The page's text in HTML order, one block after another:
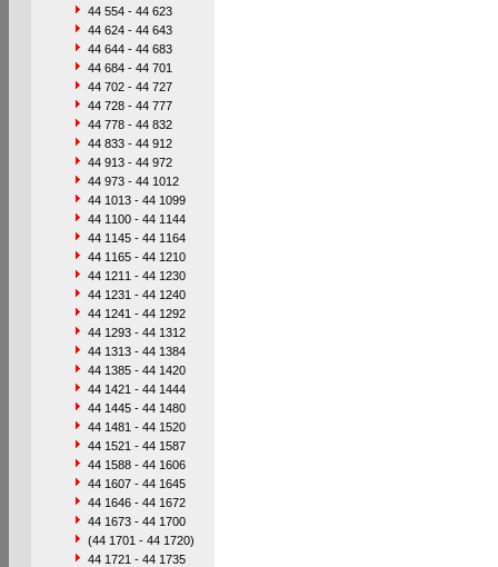
44 554 - 44 623
44 624 - 44 643
44 644 - 44 683
44 684 - 44 701
44 702 - 44 727
44 728 - 44 777
44 778 - 44 832
44 833 - 44 912
44 913 - 44 972
44 973 - 44 1012
44 1013 - 44 1099
44 1100 - 44 1144
44 1145 - 44 1164
44 1165 - 44 1210
44 1211 - 44 1230
44 1231 - 44 1240
44 1241 - 44 1292
44 1293 - 44 1312
44 1313 - 44 1384
44 1385 - 44 1420
44 1421 - 44 1444
44 1445 - 44 1480
44 1481 - 44 1520
44 1521 - 44 1587
44 1588 - 44 1606
44 1607 - 44 1645
44 1646 - 44 1672
44 1673 - 44 1700
(44 1701 - 44 1720)
44 1721 - 44 1735